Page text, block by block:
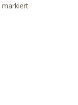
markiert